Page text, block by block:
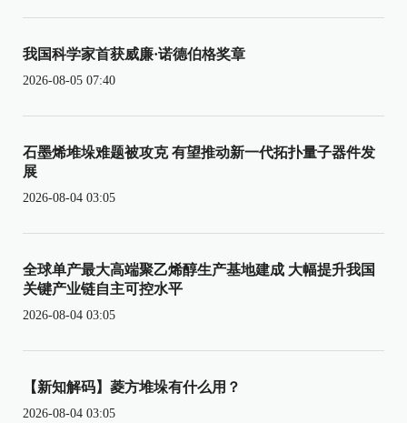
我国科学家首获威廉·诺德伯格奖章
2026-08-05 07:40
石墨烯堆垛难题被攻克 有望推动新一代拓扑量子器件发
展
2026-08-04 03:05
全球单产最大高端聚乙烯醇生产基地建成 大幅提升我国
关键产业链自主可控水平
2026-08-04 03:05
【新知解码】菱方堆垛有什么用？
2026-08-04 03:05